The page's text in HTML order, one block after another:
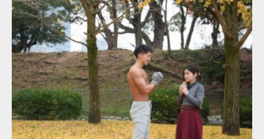
Update: 2021.07.8
Category:公園のマッチョ その他 AKIHITO(細マッチョ) 上腕三頭筋
肩
ダウンロード